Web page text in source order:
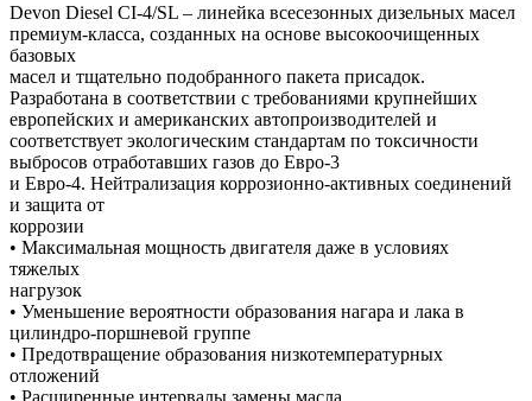
Devon Diesel CI-4/SL – линейка всесезонных дизельных масел
премиум-класса, созданных на основе высокоочищенных
базовых
масел и тщательно подобранного пакета присадок.
Разработана в соответствии с требованиями крупнейших
европейских и американских автопроизводителей и
соответствует экологическим стандартам по токсичности
выбросов отработавших газов до Евро-3
и Евро-4. Нейтрализация коррозионно-активных соединений
и защита от
коррозии
• Максимальная мощность двигателя даже в условиях
тяжелых
нагрузок
• Уменьшение вероятности образования нагара и лака в
цилиндро-поршневой группе
• Предотвращение образования низкотемпературных
отложений
• Расширенные интервалы замены масла